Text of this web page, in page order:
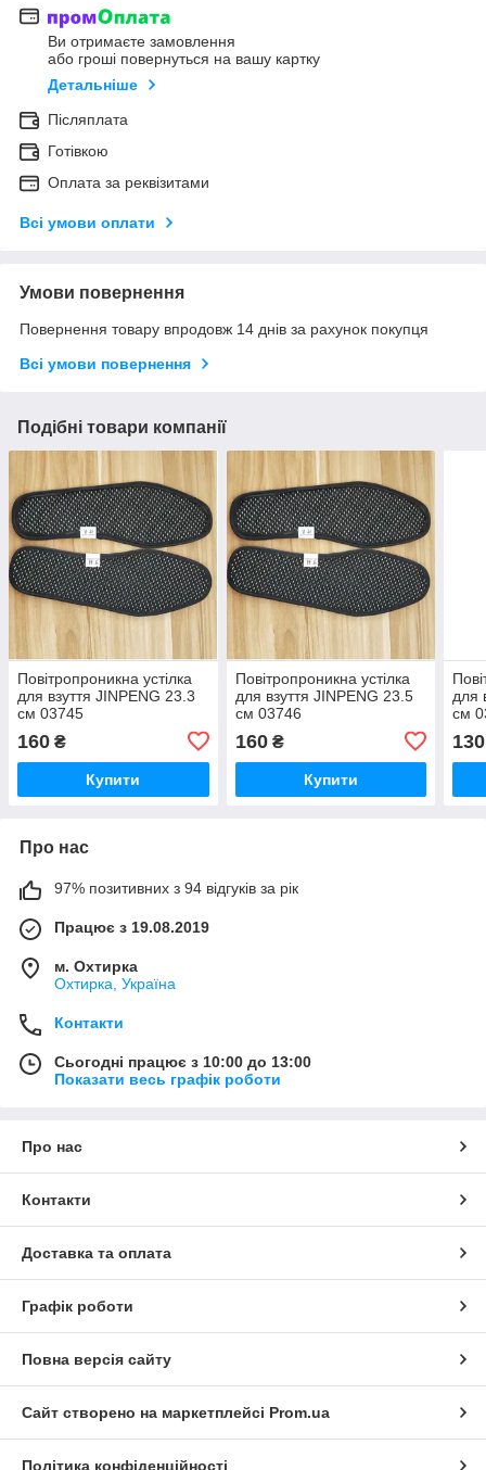
Ви отримаєте замовлення
або гроші повернуться на вашу картку
Детальніше
Післяплата
Готівкою
Оплата за реквізитами
Всі умови оплати
Умови повернення
Повернення товару впродовж 14 днів за рахунок покупця
Всі умови повернення
Подібні товари компанії
Повітропроникна устілка
для взуття JINPENG 23.3
см 03745
160 ₴
Купити
Повітропроникна устілка
для взуття JINPENG 23.5
см 03746
160₴
Купити
для
см
130
Про нас
97% позитивних з 94 відгуків за рік
Працює з 19.08.2019
м. Охтирка
Охтирка, Україна
Контакти
Сьогодні працює з 10:00 до 13:00
Показати весь графік роботи
Про нас
Контакти
Доставка та оплата
Графік роботи
Повна версія сайту
Сайт створено на маркетплейсі Prom.ua
Політика конфіденційності